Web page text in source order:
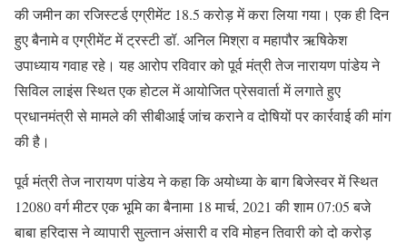
की जमीन का रजिस्टर्ड एग्रीमेंट 18.5 करोड़ में करा लिया गया। एक ही दिन
हुए बैनामे व एग्रीमेंट में ट्रस्टी डॉ. अनिल मिश्रा व महापौर ऋषिकेश
उपाध्याय गवाह रहे। यह आरोप रविवार को पूर्व मंत्री तेज नारायण पांडेय ने
सिविल लाइंस स्थित एक होटल में आयोजित प्रेसवार्ता में लगाते हुए
प्रधानमंत्री से मामले की सीबीआई जांच कराने व दोषियों पर कार्रवाई की मांग
की है।
पूर्व मंत्री तेज नारायण पांडेय ने कहा कि अयोध्या के बाग बिजेस्वर में स्थित
12080 वर्ग मीटर एक भूमि का बैनामा 18 मार्च, 2021 की शाम 07:05 बजे
बाबा हरिदास ने व्यापारी सुल्तान अंसारी व रवि मोहन तिवारी को दो करोड़